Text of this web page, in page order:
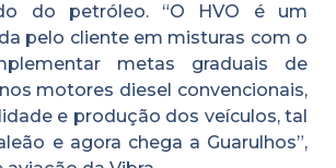
do petróleo. “O HVO é um
pelo cliente em misturas com o
metas graduais de
motores diesel convencionais,
e produção dos veículos, tal
e agora chega a Guarulhos”,